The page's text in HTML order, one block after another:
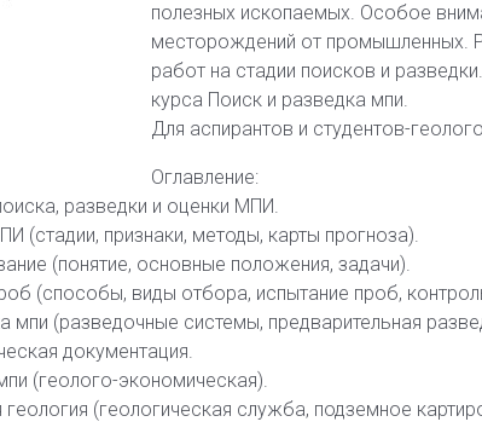
полезных ископаемых. Особое
месторождений от промышленных.
работ на стадии поисков и
курса Поиск и разведка мпи.
Для аспирантов и студентов-
Оглавление:
разведки и оценки МПИ.
(стадии, признаки, методы, карты прогноза).
(понятие, основные положения, задачи).
(способы, виды отбора, испытание проб,
мпи (разведочные системы, предварительная
документация.
(геолого-экономическая).
(геологическая служба, подземное